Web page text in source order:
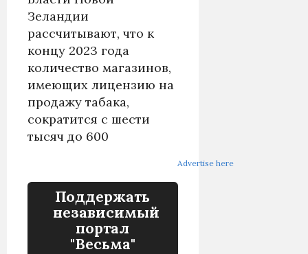
Зеландии
рассчитывают, что к
концу 2023 года
количество магазинов,
имеющих лицензию на
продажу табака,
сократится с шести
тысяч до 600
Advertise here
Поддержать
независимый
портал
"Весьма"